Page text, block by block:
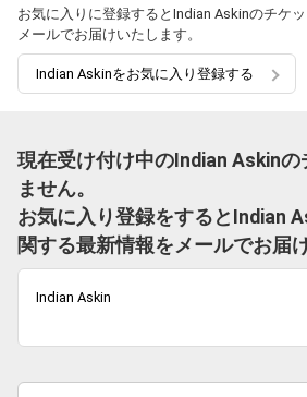
お気に入りに登録するとIndian Askinのチケ
メールでお届けいたします。
Indian Askinをお気に入り登録する
現在受け付け中のIndian Askin
ません。
お気に入り登録をするとIndian
関する最新情報をメールでお届
Indian Askin